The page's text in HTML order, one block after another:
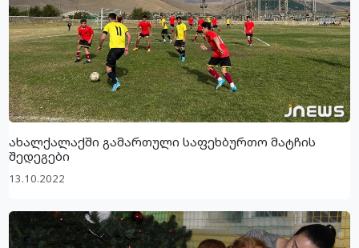
ახალქალაქში გამართული საფეხბურთო მატჩის
შედეგები
13.10.2022